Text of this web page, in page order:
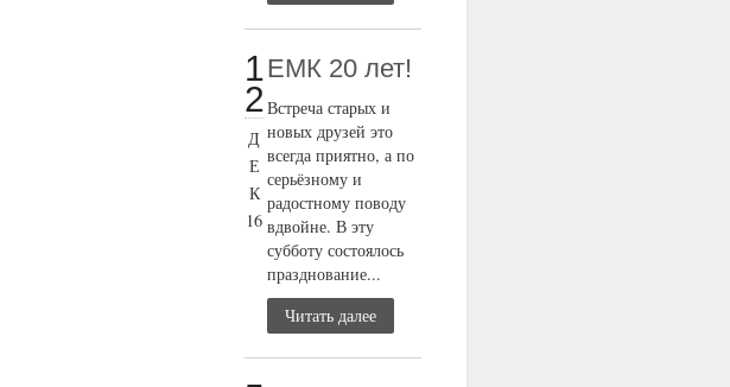
1
2
Д
Е
К
16
ЕМК 20 лет!
Встреча старых и
новых друзей это
всегда приятно, а по
серьёзному и
радостному поводу
вдвойне. В эту
субботу состоялось
празднование...
Читать далее